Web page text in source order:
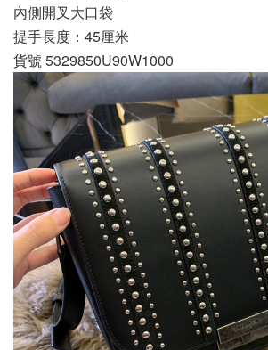
內側開叉大口袋
提手長度：45厘米
貨號 5329850U90W1000